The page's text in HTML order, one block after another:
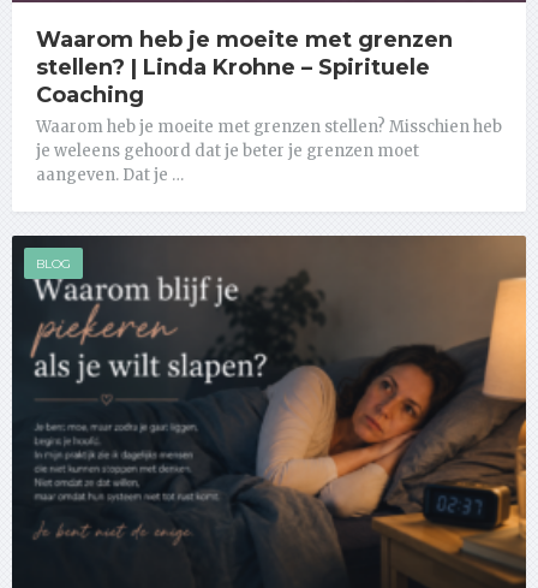
Waarom heb je moeite met grenzen
stellen? | Linda Krohne – Spirituele
Coaching
Waarom heb je moeite met grenzen stellen? Misschien heb
je weleens gehoord dat je beter je grenzen moet
aangeven. Dat je …
BLOG